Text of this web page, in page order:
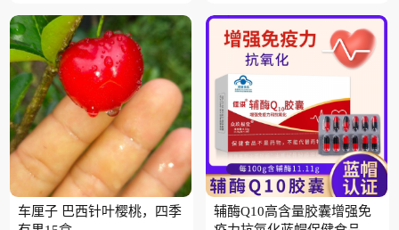
车厘子 巴西针叶樱桃，四季
辅酶Q10高含量胶囊增强免